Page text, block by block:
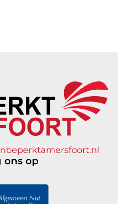
ons op